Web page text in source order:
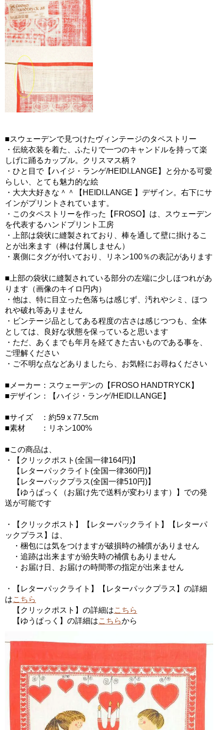
■スウェーデンで見つけたヴィンテージのタペストリー
・伝統衣装を着た、ふたりで一つのキャンドルを持って楽
しげに踊るカップル。クリスマス柄？
・ひと目で【ハイジ・ランゲ/HEIDI.LANGE】と分かる可愛
らしい、とても魅力的な絵
・大大大好きな＾＾【HEIDI.LANGE 】デザイン。右下にサ
インがプリントされています。
・このタペストリーを作った【FROSO】は、スウェーデン
を代表するハンドプリント工房
・上部は袋状に縫製されており、棒を通して壁に掛けるこ
とが出来ます（棒は付属しません）
・裏側にタグが付いており、リネン100％の表記があります
■上部の袋状に縫製されている部分の左端に少しほつれがあ
ります（画像のキイロ円内）
・他は、特に目立った色落ちは感じず、汚れやシミ、ほつ
れや破れ等ありません
・ビンテージ品としてある程度の古さは感じつつも、全体
としては、良好な状態を保っていると思います
・ただ、あくまでも年月を経てきた古いものである事を、
ご理解ください
・ご不明な点などありましたら、お気軽にお尋ねください
■メーカー：スウェーデンの【FROSO HANDTRYCK】
■デザイン：【ハイジ・ランゲ/HEIDI.LANGE】
■サイズ ：約59 x 77.5cm
■素材 ：リネン100%
■この商品は、
・【クリックポスト(全国一律164円)】
【レターパックライト(全国一律360円)】
【レターパックプラス(全国一律510円)】
【ゆうぱっく（お届け先で送料が変わります）】での発
送が可能です
・【クリックポスト】【レターパックライト】【レターパ
ックプラス】は、
・梱包には気をつけますが破損時の補償がありません
・追跡は出来ますが紛失時の補償もありません
・お届け日、お届けの時間帯の指定が出来ません
・【レターパックライト】【レターパックプラス】の詳細
はこちら
【クリックポスト】の詳細はこちら
【ゆうぱっく】の詳細はこちらから